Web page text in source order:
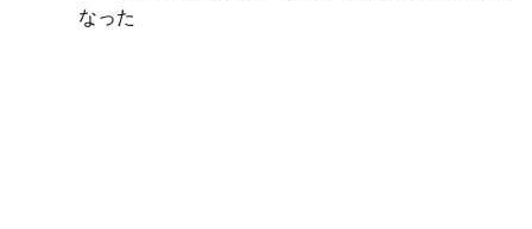
なった